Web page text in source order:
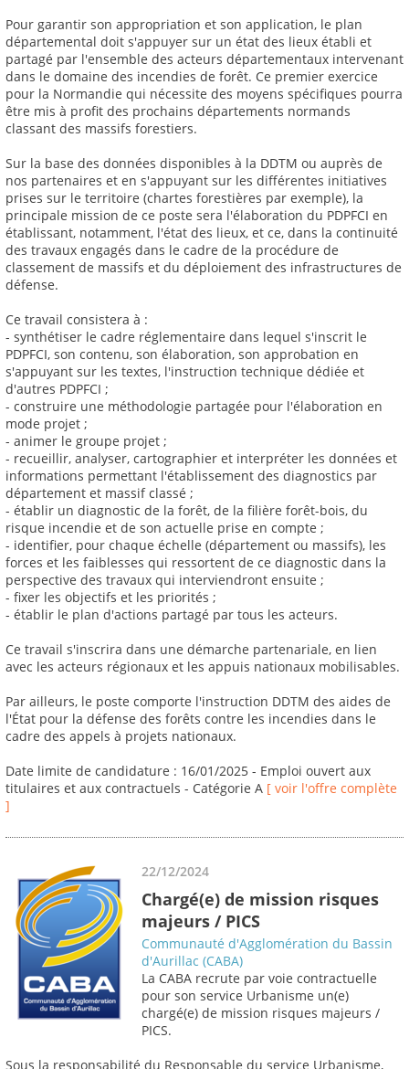
Pour garantir son appropriation et son application, le plan
départemental doit s'appuyer sur un état des lieux établi et
partagé par l'ensemble des acteurs départementaux intervenant
dans le domaine des incendies de forêt. Ce premier exercice
pour la Normandie qui nécessite des moyens spécifiques pourra
être mis à profit des prochains départements normands
classant des massifs forestiers.
Sur la base des données disponibles à la DDTM ou auprès de
nos partenaires et en s'appuyant sur les différentes initiatives
prises sur le territoire (chartes forestières par exemple), la
principale mission de ce poste sera l'élaboration du PDPFCI en
établissant, notamment, l'état des lieux, et ce, dans la continuité
des travaux engagés dans le cadre de la procédure de
classement de massifs et du déploiement des infrastructures de
défense.
Ce travail consistera à :
- synthétiser le cadre réglementaire dans lequel s'inscrit le
PDPFCI, son contenu, son élaboration, son approbation en
s'appuyant sur les textes, l'instruction technique dédiée et
d'autres PDPFCI ;
- construire une méthodologie partagée pour l'élaboration en
mode projet ;
- animer le groupe projet ;
- recueillir, analyser, cartographier et interpréter les données et
informations permettant l'établissement des diagnostics par
département et massif classé ;
- établir un diagnostic de la forêt, de la filière forêt-bois, du
risque incendie et de son actuelle prise en compte ;
- identifier, pour chaque échelle (département ou massifs), les
forces et les faiblesses qui ressortent de ce diagnostic dans la
perspective des travaux qui interviendront ensuite ;
- fixer les objectifs et les priorités ;
- établir le plan d'actions partagé par tous les acteurs.
Ce travail s'inscrira dans une démarche partenariale, en lien
avec les acteurs régionaux et les appuis nationaux mobilisables.
Par ailleurs, le poste comporte l'instruction DDTM des aides de
l'État pour la défense des forêts contre les incendies dans le
cadre des appels à projets nationaux.
Date limite de candidature : 16/01/2025 - Emploi ouvert aux
titulaires et aux contractuels - Catégorie A [ voir l'offre complète
]
22/12/2024
Chargé(e) de mission risques
majeurs / PICS
Communauté d'Agglomération du Bassin
d'Aurillac (CABA)
La CABA recrute par voie contractuelle
pour son service Urbanisme un(e)
chargé(e) de mission risques majeurs /
PICS.
Sous la responsabilité du Responsable du service Urbanisme,